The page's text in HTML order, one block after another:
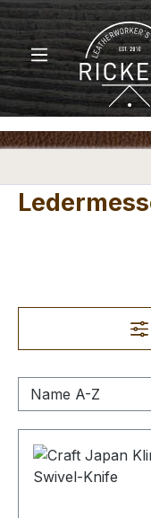
Zum Hauptinhalt